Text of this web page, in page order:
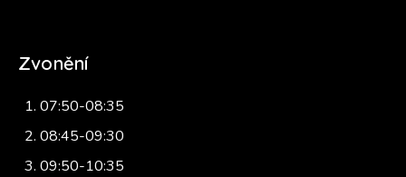
Zvonění
07:50-08:35
08:45-09:30
09:50-10:35